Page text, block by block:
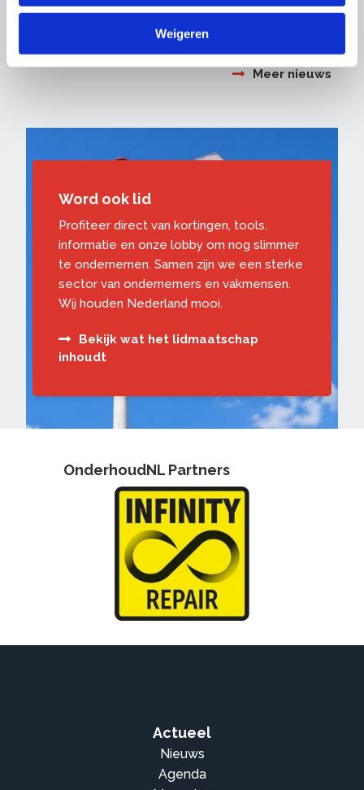
Weigeren
Meer nieuws
Word ook lid
Profiteer direct van kortingen, tools,
informatie en onze lobby om nog slimmer
te ondernemen. Samen zijn we een sterke
sector van ondernemers en vakmensen.
Wij houden Nederland mooi.
Bekijk wat het lidmaatschap
inhoudt
OnderhoudNL Partners
Actueel
Nieuws
Agenda